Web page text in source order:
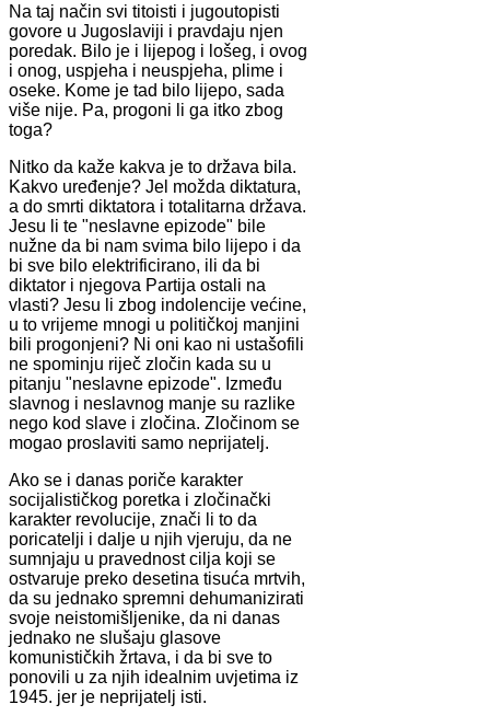
Na taj način svi titoisti i jugoutopisti
govore u Jugoslaviji i pravdaju njen
poredak. Bilo je i lijepog i lošeg, i ovog
i onog, uspjeha i neuspjeha, plime i
oseke. Kome je tad bilo lijepo, sada
više nije. Pa, progoni li ga itko zbog
toga?
Nitko da kaže kakva je to država bila.
Kakvo uređenje? Jel možda diktatura,
a do smrti diktatora i totalitarna država.
Jesu li te "neslavne epizode" bile
nužne da bi nam svima bilo lijepo i da
bi sve bilo elektrificirano, ili da bi
diktator i njegova Partija ostali na
vlasti? Jesu li zbog indolencije većine,
u to vrijeme mnogi u političkoj manjini
bili progonjeni? Ni oni kao ni ustašofili
ne spominju riječ zločin kada su u
pitanju "neslavne epizode". Između
slavnog i neslavnog manje su razlike
nego kod slave i zločina. Zločinom se
mogao proslaviti samo neprijatelj.
Ako se i danas poriče karakter
socijalističkog poretka i zločinački
karakter revolucije, znači li to da
poricatelji i dalje u njih vjeruju, da ne
sumnjaju u pravednost cilja koji se
ostvaruje preko desetina tisuća mrtvih,
da su jednako spremni dehumanizirati
svoje neistomišljenike, da ni danas
jednako ne slušaju glasove
komunističkih žrtava, i da bi sve to
ponovili u za njih idealnim uvjetima iz
1945. jer je neprijatelj isti.